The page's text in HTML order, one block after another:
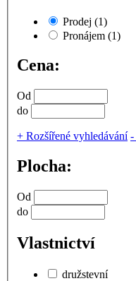
Prodej (1)
Pronájem (1)
Cena:
Od
do
+ Rozšířené vyhledávání -
Plocha:
Od
do
Vlastnictví
družstevní